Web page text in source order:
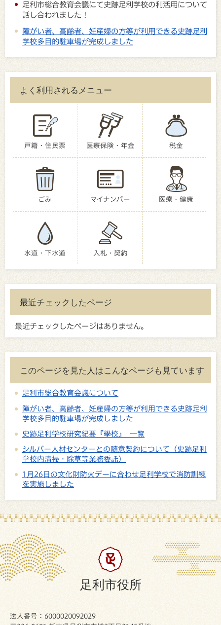
足利市総合教育会議にて史跡足利学校の利活用について
話し合われました！
障がい者、高齢者、妊産婦の方等が利用できる史跡足利
学校多目的駐車場が完成しました
よく利用されるメニュー
戸籍・住民票 医療保険・年金 税金
ごみ マイナンバー 医療・健康
水道・下水道 入札・契約
最近チェックしたページ
最近チェックしたページはありません。
このページを見た人はこんなページも見ています
足利市総合教育会議について
障がい者、高齢者、妊産婦の方等が利用できる史跡足利
学校多目的駐車場が完成しました
史跡足利学校研究紀要『學校』 一覧
シルバー人材センターとの随意契約について（史跡足利
学校内清掃・除草等業務委託）
1月26日の文化財防火デーに合わせ足利学校で消防訓練
を実施しました
足利市役所
法人番号：6000020092029